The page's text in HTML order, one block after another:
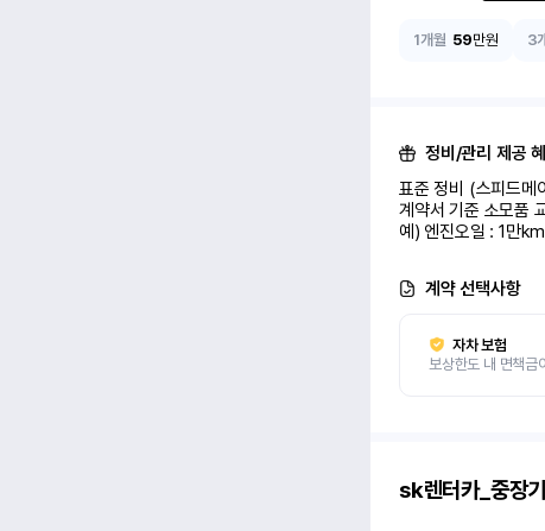
1개월 59만원 3
정비/관리 제공
표준 정비 (스피드메
계약서 기준 소모품
예) 엔진오일 : 1만
계약 선택사항
자차 보험
보상한도 내 면책금
sk렌터카_중장기